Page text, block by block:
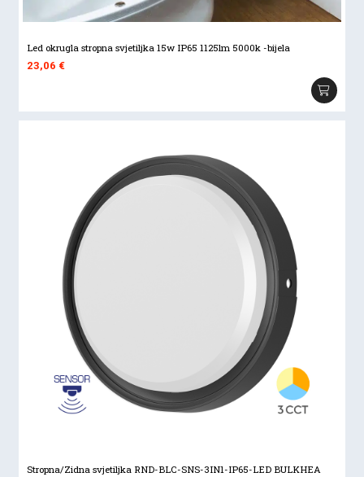
Led okrugla stropna svjetiljka 15w IP65 1125lm 5000k -bijela
23,06€
Stropna/Zidna svjetiljka RND-BLC-SNS-3IN1-IP65-LED BULKHEA